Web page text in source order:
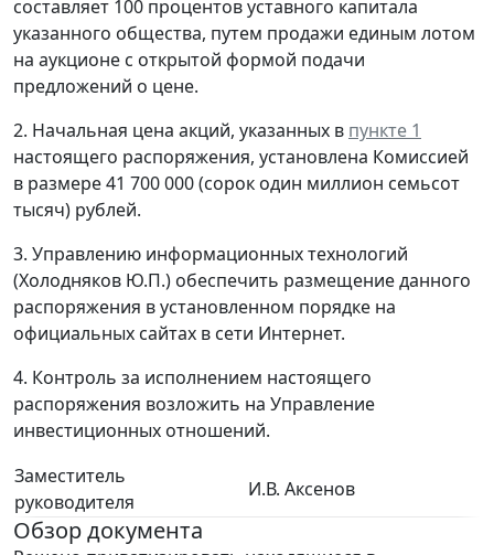
составляет 100 процентов уставного капитала
указанного общества, путем продажи единым лотом
на аукционе с открытой формой подачи
предложений о цене.
2. Начальная цена акций, указанных в пункте 1
настоящего распоряжения, установлена Комиссией
в размере 41 700 000 (сорок один миллион семьсот
тысяч) рублей.
3. Управлению информационных технологий
(Холодняков Ю.П.) обеспечить размещение данного
распоряжения в установленном порядке на
официальных сайтах в сети Интернет.
4. Контроль за исполнением настоящего
распоряжения возложить на Управление
инвестиционных отношений.
Заместитель
руководителя
И.В. Аксенов
Обзор документа